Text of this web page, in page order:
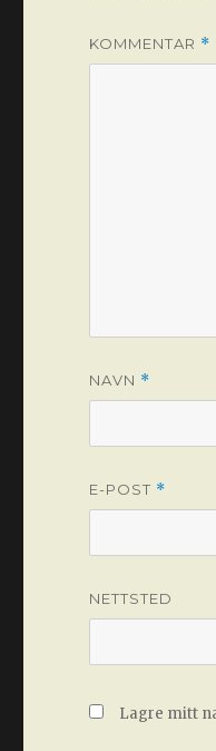
KOMMENTAR *
NAVN *
E-POST *
NETTSTED
Lagre mitt